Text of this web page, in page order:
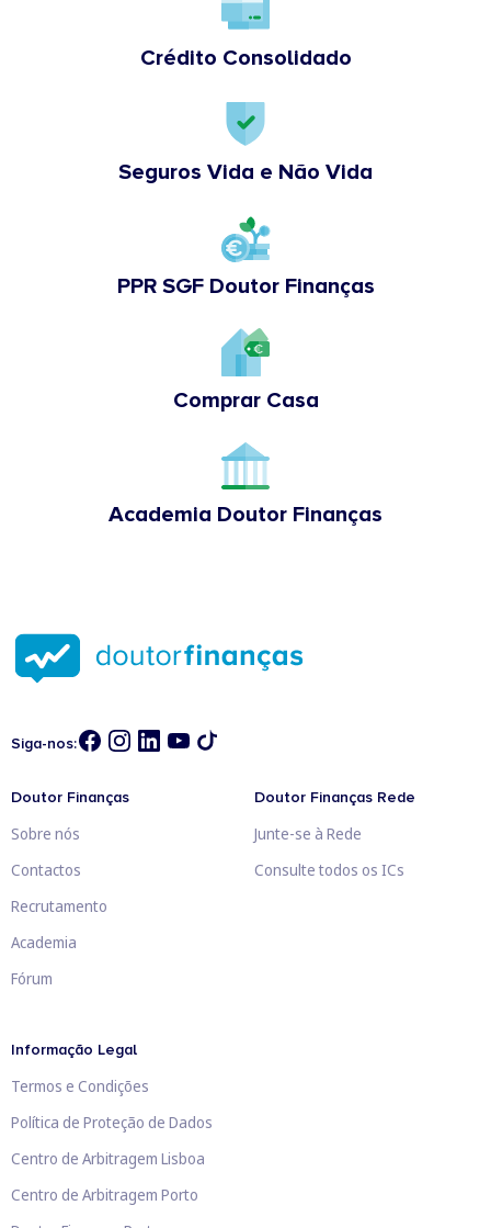
Crédito Consolidado
Seguros Vida e Não Vida
PPR SGF Doutor Finanças
Comprar Casa
Academia Doutor Finanças
Siga-nos:
Doutor Finanças
Sobre nós
Contactos
Recrutamento
Academia
Fórum
Doutor Finanças Rede
Junte-se à Rede
Consulte todos os ICs
Informação Legal
Termos e Condições
Política de Proteção de Dados
Centro de Arbitragem Lisboa
Centro de Arbitragem Porto